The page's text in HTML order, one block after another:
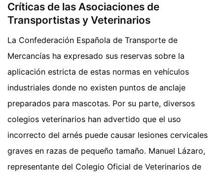
Críticas de las Asociaciones de
Transportistas y Veterinarios
La Confederación Española de Transporte de
Mercancías ha expresado sus reservas sobre la
aplicación estricta de estas normas en vehículos
industriales donde no existen puntos de anclaje
preparados para mascotas. Por su parte, diversos
colegios veterinarios han advertido que el uso
incorrecto del arnés puede causar lesiones cervicales
graves en razas de pequeño tamaño. Manuel Lázaro,
representante del Colegio Oficial de Veterinarios de